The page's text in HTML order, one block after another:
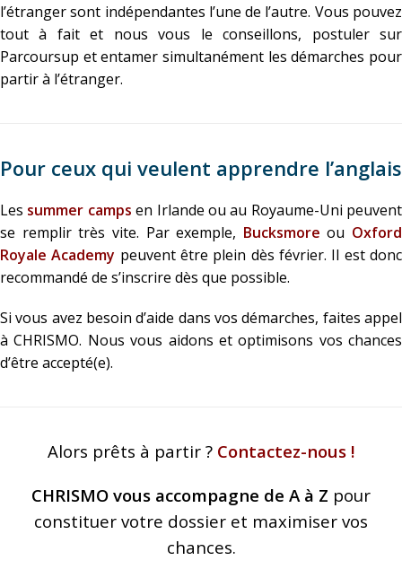
l’étranger sont indépendantes l’une de l’autre. Vous pouvez
tout à fait et nous vous le conseillons, postuler sur
Parcoursup et entamer simultanément les démarches pour
partir à l’étranger.
Pour ceux qui veulent apprendre l’anglais
Les summer camps en Irlande ou au Royaume-Uni peuvent
se remplir très vite. Par exemple, Bucksmore ou Oxford
Royale Academy peuvent être plein dès février. Il est donc
recommandé de s’inscrire dès que possible.
Si vous avez besoin d’aide dans vos démarches, faites appel
à CHRISMO. Nous vous aidons et optimisons vos chances
d’être accepté(e).
Alors prêts à partir ? Contactez-nous !
CHRISMO vous accompagne de A à Z pour
constituer votre dossier et maximiser vos
chances.